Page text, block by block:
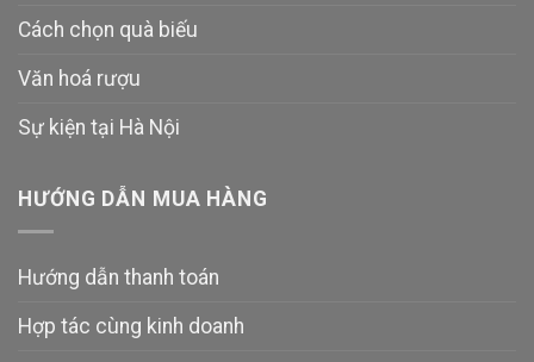
Cách chọn quà biếu
Văn hoá rượu
Sự kiện tại Hà Nội
HƯỚNG DẪN MUA HÀNG
Hướng dẫn thanh toán
Hợp tác cùng kinh doanh